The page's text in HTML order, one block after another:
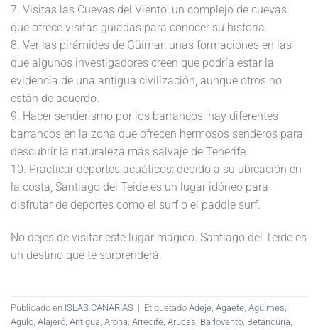
7. Visitas las Cuevas del Viento: un complejo de cuevas
que ofrece visitas guiadas para conocer su historia.
8. Ver las pirámides de Güímar: unas formaciones en las
que algunos investigadores creen que podría estar la
evidencia de una antigua civilización, aunque otros no
están de acuerdo.
9. Hacer senderismo por los barrancos: hay diferentes
barrancos en la zona que ofrecen hermosos senderos para
descubrir la naturaleza más salvaje de Tenerife.
10. Practicar deportes acuáticos: debido a su ubicación en
la costa, Santiago del Teide es un lugar idóneo para
disfrutar de deportes como el surf o el paddle surf.
No dejes de visitar este lugar mágico. Santiago del Teide es
un destino que te sorprenderá.
Publicado en ISLAS CANARIAS | Etiquetado Adeje, Agaete, Agüimes,
Agulo, Alajeró, Antigua, Arona, Arrecife, Arucas, Barlovento, Betancuria,